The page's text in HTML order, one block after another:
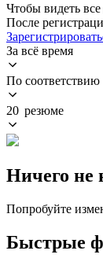
Чтобы видеть
После
За всё время
По соответствию
20 резюме
Ничего не
Попробуйте
Быстрые